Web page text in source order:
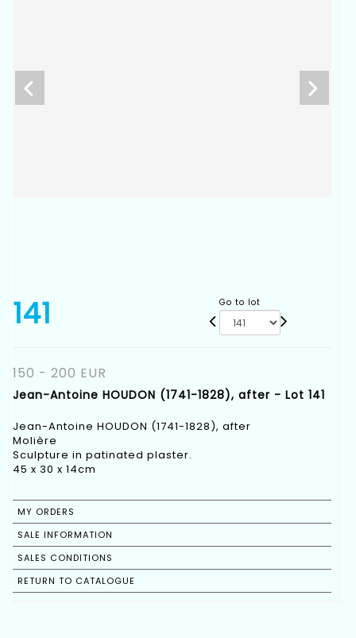
141 Go to lot
150 - 200 EUR
Jean-Antoine HOUDON (1741-1828), after - Lot 141
Jean-Antoine HOUDON (1741-1828), after
Molière
Sculpture in patinated plaster.
45 x 30 x 14cm
MY ORDERS
SALE INFORMATION
SALES CONDITIONS
RETURN TO CATALOGUE